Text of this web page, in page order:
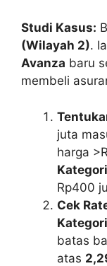
Studi Kasus:
(Wilayah 2).
Avanza baru
membeli
juta
harga
Rp400
Cek
batas
atas